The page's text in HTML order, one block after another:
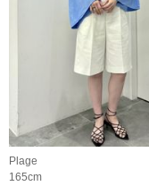
Plage
165cm